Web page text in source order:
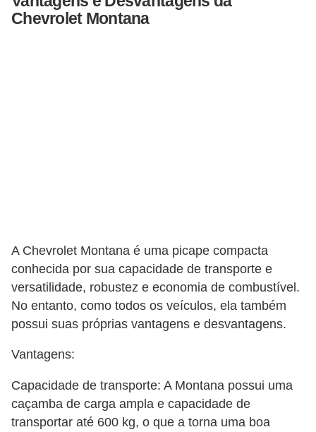
Chevrolet Montana
A Chevrolet Montana é uma picape compacta
conhecida por sua capacidade de transporte e
versatilidade, robustez e economia de combustível.
No entanto, como todos os veículos, ela também
possui suas próprias vantagens e desvantagens.
Vantagens:
Capacidade de transporte: A Montana possui uma
caçamba de carga ampla e capacidade de
transportar até 600 kg, o que a torna uma boa
v
o
c
u
l
e
l
é
t